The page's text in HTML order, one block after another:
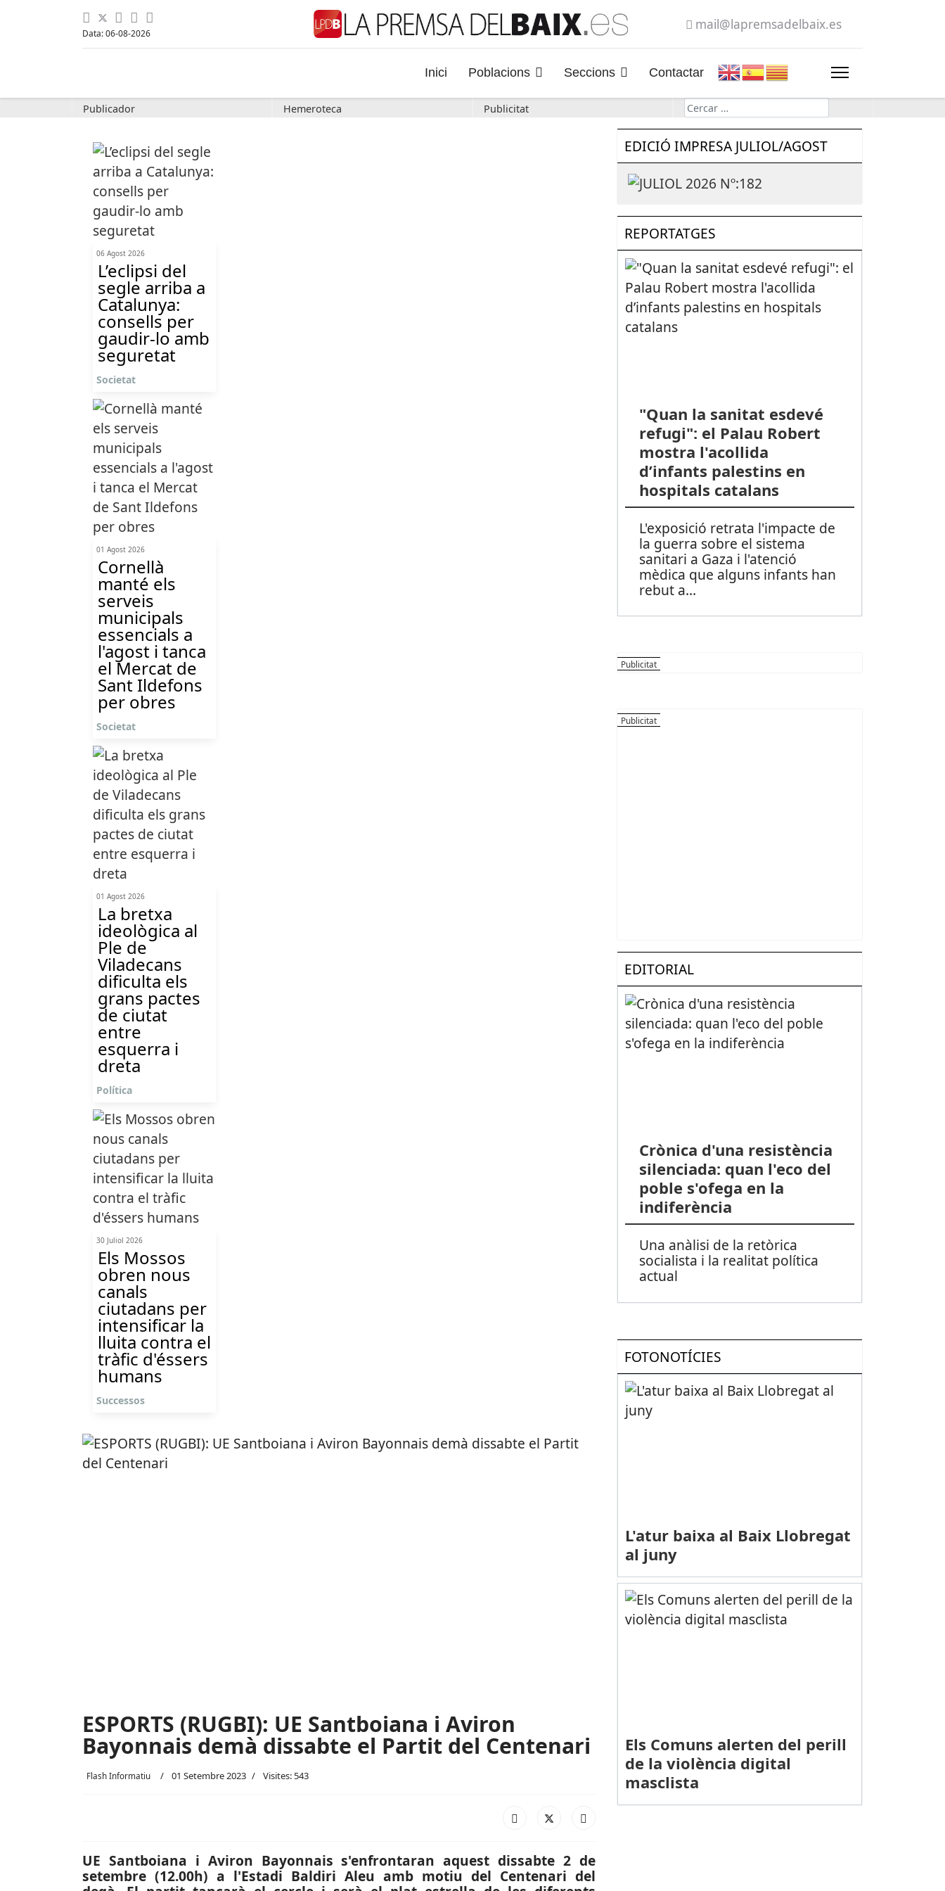
Data: 06-08-2026
mail@lapremsadelbaix.es
Inici Poblacions Seccions Contactar
Publicador Hemeroteca Publicitat Cerca
06 Agost 2026
L’eclipsi del
segle arriba a
Catalunya:
consells per
gaudir-lo amb
seguretat
Societat
01 Agost 2026
Cornellà
manté els
serveis
municipals
essencials a
l'agost i tanca
el Mercat de
Sant Ildefons
per obres
Societat
01 Agost 2026
La bretxa
ideològica al
Ple de
Viladecans
dificulta els
grans pactes
de ciutat
entre
esquerra i
dreta
Política
30 Juliol 2026
Els Mossos
obren nous
canals
ciutadans per
intensificar la
lluita contra el
tràfic d'éssers
humans
Successos
ESPORTS (RUGBI): UE Santboiana i Aviron
Bayonnais demà dissabte el Partit del Centenari
Flash Informatiu 01 Setembre 2023 Visites: 543
UE Santboiana i Aviron Bayonnais s'enfrontaran aquest dissabte 2 de
setembre (12.00h) a l'Estadi Baldiri Aleu amb motiu del Centenari del
EDICIÓ IMPRESA JULIOL/AGOST
REPORTATGES
"Quan la sanitat esdevé
refugi": el Palau Robert
mostra l'acollida
d’infants palestins en
hospitals catalans
L'exposició retrata l'impacte de
la guerra sobre el sistema
sanitari a Gaza i l'atenció
mèdica que alguns infants han
rebut a...
EDITORIAL
Crònica d'una resistència
silenciada: quan l'eco del
poble s'ofega en la
indiferència
Una anàlisi de la retòrica
socialista i la realitat política
actual
FOTONOTÍCIES
L'atur baixa al Baix Llobregat
al juny
Els Comuns alerten del perill
de la violència digital
masclista